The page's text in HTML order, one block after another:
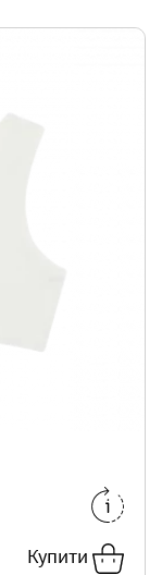
Купити